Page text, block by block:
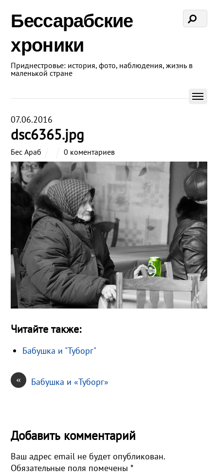
Бессарабские
хроники
Приднестровье: история, фото, наблюдения, жизнь в
маленькой стране
07.06.2016
dsc6365.jpg
Бес Араб 0 коментариев
Читайте также:
Бабушка и "Туборг"
« Бабушка и «Туборг»
Добавить комментарий
Ваш адрес email не будет опубликован.
Обязательные поля помечены*